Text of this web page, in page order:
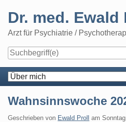
content
Dr. med. Ewald
Arzt für Psychiatrie /
Navigation
Wahnsinnswoche
Geschrieben von Ewald Proll am